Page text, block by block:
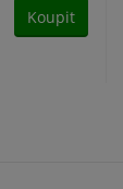
Koupit